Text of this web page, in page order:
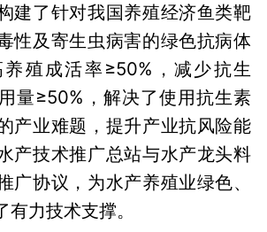
建了针对我国养殖经济鱼类靶
性及寄生虫病害的绿色抗病体
殖成活率≥50%，减少抗生
量≥50%，解决了使用抗生素
产业难题，提升产业抗风险能
产技术推广总站与水产龙头料
广协议，为水产养殖业绿色、
力技术支撑。